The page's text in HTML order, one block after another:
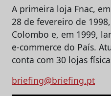
A primeira loja Fnac,
28 de fevereiro de
Colombo e, em 1999,
e-commerce do País.
conta com 30 lojas
briefing@briefing.pt